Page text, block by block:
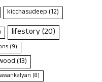
kicchasudeep(12)
lifestory(20)
(9)
(13)
(8)